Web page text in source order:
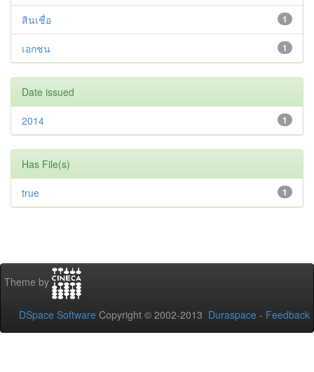
1
สินเชื่อ
1
เอกชน
Date issued
1
2014
Has File(s)
1
true
Theme by
DSpace Software Copyright © 2002-2013 Duraspace - Feedback